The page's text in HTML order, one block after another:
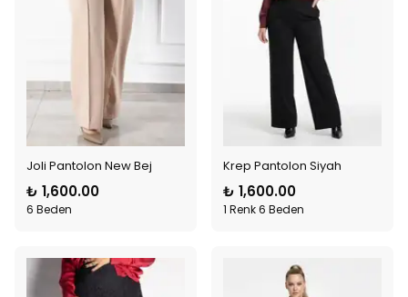
Joli Pantolon New Bej
₺ 1,600.00
6 Beden
Krep Pantolon Siyah
₺ 1,600.00
1 Renk 6 Beden